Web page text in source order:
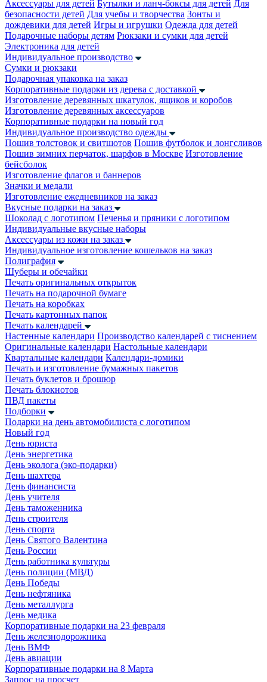
Аксессуары для детей Бутылки и ланч-боксы для детей Для
безопасности детей Для учебы и творчества Зонты и
дождевики для детей Игры и игрушки Одежда для детей
Подарочные наборы детям Рюкзаки и сумки для детей
Электроника для детей
Индивидуальное производство
Сумки и рюкзаки
Подарочная упаковка на заказ
Корпоративные подарки из дерева с доставкой
Изготовление деревянных шкатулок, ящиков и коробов
Изготовление деревянных аксессуаров
Корпоративные подарки на новый год
Индивидуальное производство одежды
Пошив толстовок и свитшотов Пошив футболок и лонгсливов
Пошив зимних перчаток, шарфов в Москве Изготовление
бейсболок
Изготовление флагов и баннеров
Значки и медали
Изготовление ежедневников на заказ
Вкусные подарки на заказ
Шоколад с логотипом Печенья и пряники с логотипом
Индивидуальные вкусные наборы
Аксессуары из кожи на заказ
Индивидуальное изготовление кошельков на заказ
Полиграфия
Шуберы и обечайки
Печать оригинальных открыток
Печать на подарочной бумаге
Печать на коробках
Печать картонных папок
Печать календарей
Настенные календари Производство календарей с тиснением
Оригинальные календари Настольные календари
Квартальные календари Календари-домики
Печать и изготовление бумажных пакетов
Печать буклетов и брошюр
Печать блокнотов
ПВД пакеты
Подборки
Подарки на день автомобилиста с логотипом
Новый год
День юриста
День энергетика
День эколога (эко-подарки)
День шахтера
День финансиста
День учителя
День таможенника
День строителя
День спорта
День Святого Валентина
День России
День работника культуры
День полиции (МВД)
День Победы
День нефтяника
День металлурга
День медика
Корпоративные подарки на 23 февраля
День железнодорожника
День ВМФ
День авиации
Корпоративные подарки на 8 Марта
Запрос на просчет